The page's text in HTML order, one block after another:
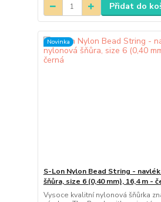
Přidat do
Novinka
S-Lon Nylon Bead String -
šňůra, size 6 (0,40 mm), 16,4 m -
Vysoce kvalitní nylonová šňůrka